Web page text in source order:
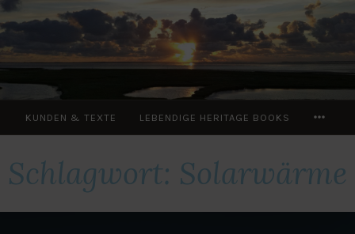
Zum
Inhalt
springen
KUNDEN & TEXTE LEBENDIGE HERITAGE BOOKS
Schlagwort: Solarwärme